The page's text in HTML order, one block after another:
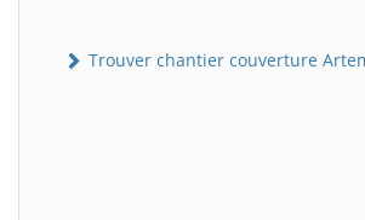
Trouver chantier couverture